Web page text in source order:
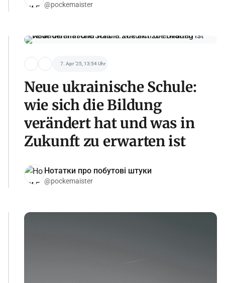
@pockemaister
7. Apr '25, 13:54 Uhr
Neue ukrainische Schule:
wie sich die Bildung
verändert hat und was in
Zukunft zu erwarten ist
Нотатки про побутові штуки
@pockemaister